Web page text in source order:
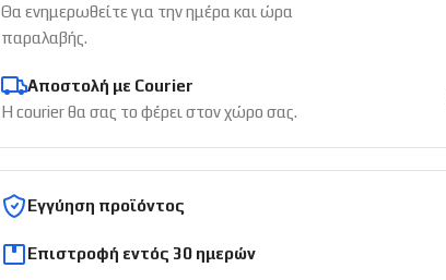
Θα ενημερωθείτε για την ημέρα και ώρα
παραλαβής.
Αποστολή με Courier
Η courier θα σας το φέρει στον χώρο σας.
Εγγύηση προϊόντος
Επιστροφή εντός 30 ημερών